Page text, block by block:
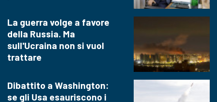
La guerra volge a favore
della Russia. Ma
sull'Ucraina non si vuol
trattare
Dibattito a Washington:
se gli Usa esauriscono i